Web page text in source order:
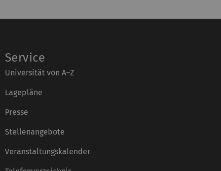
Service
Universität von A–Z
Lagepläne
Presse
Stellenangebote
Veranstaltungskalender